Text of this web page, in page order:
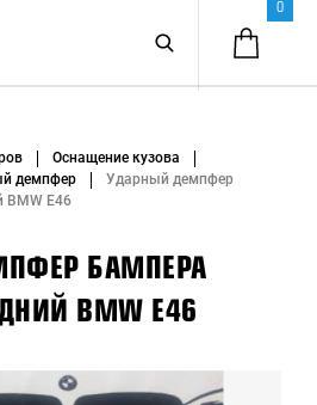
0
Оснащение кузова
демпфер
Ударный демпфер
BMW E46
БАМПЕРА
BMW E46